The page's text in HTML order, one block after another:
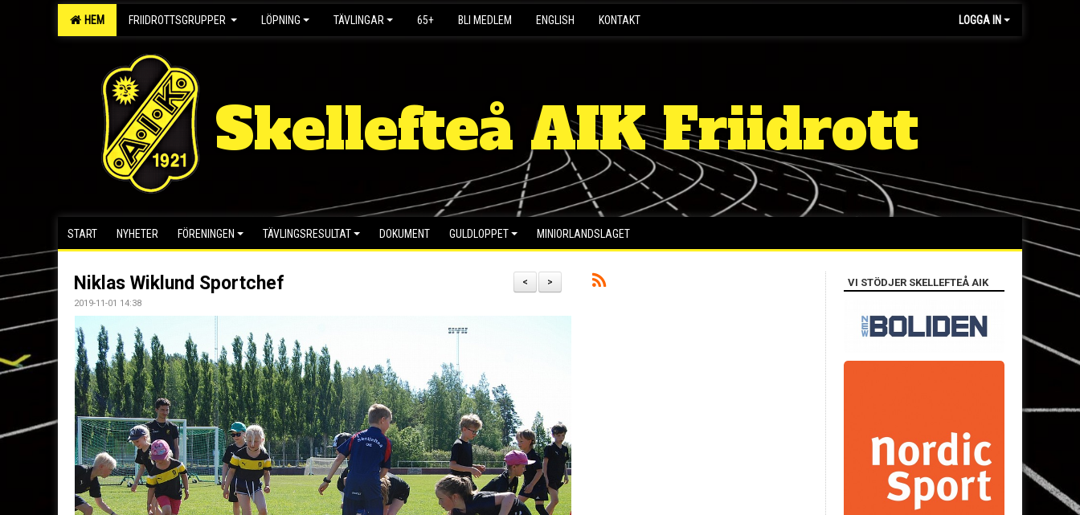
HEM FRIIDROTTSGRUPPER LÖPNING TÄVLINGAR 65+ BLI MEDLEM ENGLISH KONTAKT LOGGA IN
Skellefteå AIK Friidrott
START NYHETER FÖRENINGEN TÄVLINGSRESULTAT DOKUMENT GULDLOPPET MINIORLANDSLAGET
>
<
Niklas Wiklund Sportchef
2019-11-01 14:38
VI STÖDJER SKELLEFTEÅ AIK